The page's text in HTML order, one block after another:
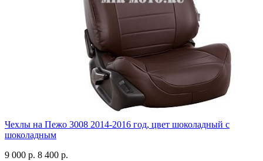
Чехлы на Пежо 3008 2014-2016 год, цвет шоколадный с
шоколадным
9 000 р. 8 400 р.